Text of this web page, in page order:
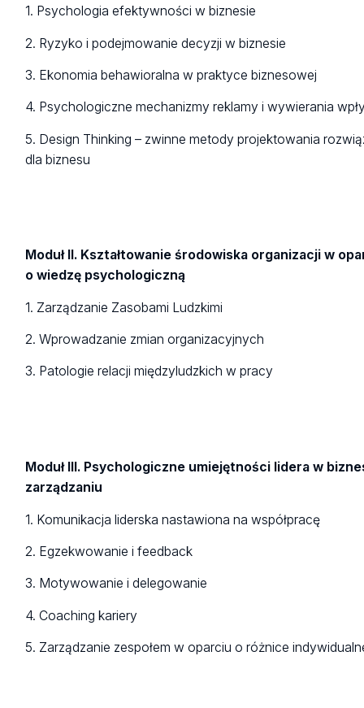
1. Psychologia efektywności w biznesie
2. Ryzyko i podejmowanie decyzji w biznesie
3. Ekonomia behawioralna w praktyce biznesowej
4. Psychologiczne mechanizmy reklamy i wywierania
5. Design Thinking – zwinne metody projektowania
dla biznesu
Moduł II. Kształtowanie środowiska organizacji w
o wiedzę psychologiczną
1. Zarządzanie Zasobami Ludzkimi
2. Wprowadzanie zmian organizacyjnych
3. Patologie relacji międzyludzkich w pracy
Moduł III. Psychologiczne umiejętności lidera w
zarządzaniu
1. Komunikacja liderska nastawiona na współpracę
2. Egzekwowanie i feedback
3. Motywowanie i delegowanie
4. Coaching kariery
5. Zarządzanie zespołem w oparciu o różnice